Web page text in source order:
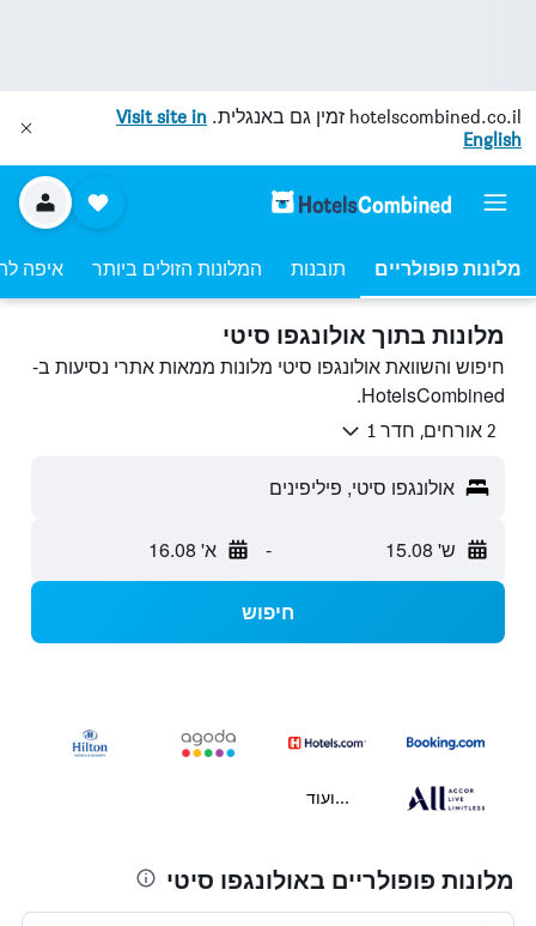
hotelscombined.co.il זמין גם באנגלית. Visit site in
English
מלונות פופולריים תובנות המלונות הזולים ביותר איפה
מלונות בתוך אולונגפו סיטי
חיפוש והשוואת אולונגפו סיטי מלונות ממאות אתרי נסיעות ב-
HotelsCombined.
2 אורחים, חדר 1
אולונגפו סיטי, פיליפינים
ש' 15.08 - א' 16.08
חיפוש
...ועוד
מלונות פופולריים באולונגפו סיטי